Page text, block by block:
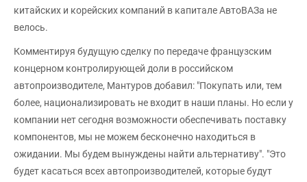
китайских и корейских компаний в капитале АвтоВАЗа не
велось.
Комментируя будущую сделку по передаче французским
концерном контролирующей доли в российском
автопроизводителе, Мантуров добавил: "Покупать или, тем
более, национализировать не входит в наши планы. Но если у
компании нет сегодня возможности обеспечивать поставку
компонентов, мы не можем бесконечно находиться в
ожидании. Мы будем вынуждены найти альтернативу". "Это
будет касаться всех автопроизводителей, которые будут